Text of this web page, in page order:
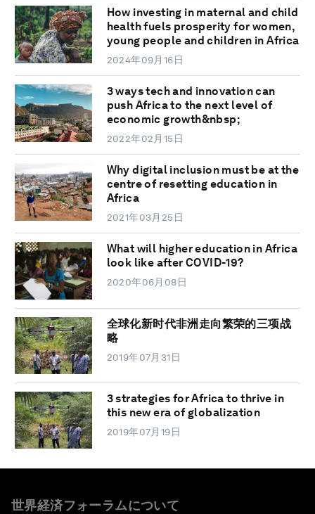
How investing in maternal and child
health fuels prosperity for women,
young people and children in Africa
2024年09月16日
3 ways tech and innovation can
push Africa to the next level of
economic growth&nbsp;
2022年02月15日
Why digital inclusion must be at the
centre of resetting education in
Africa
2021年03月25日
What will higher education in Africa
look like after COVID-19?
2020年06月08日
全球化新时代非洲走向繁荣的三项战
略
2019年07月31日
3 strategies for Africa to thrive in
this new era of globalization
2019年07月19日
世界経済フォーラムについて